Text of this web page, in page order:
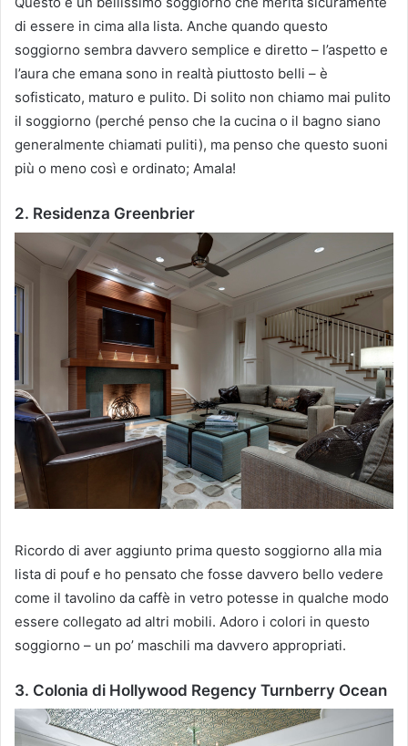
di essere in cima alla lista. Anche quando questo
soggiorno sembra davvero semplice e diretto – l’aspetto e
l’aura che emana sono in realtà piuttosto belli – è
sofisticato, maturo e pulito. Di solito non chiamo mai pulito
il soggiorno (perché penso che la cucina o il bagno siano
generalmente chiamati puliti), ma penso che questo suoni
più o meno così e ordinato; Amala!
2. Residenza Greenbrier
Ricordo di aver aggiunto prima questo soggiorno alla mia
lista di pouf e ho pensato che fosse davvero bello vedere
come il tavolino da caffè in vetro potesse in qualche modo
essere collegato ad altri mobili. Adoro i colori in questo
soggiorno – un po’ maschili ma davvero appropriati.
3. Colonia di Hollywood Regency Turnberry Ocean